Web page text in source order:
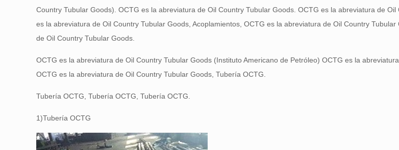
Country Tubular Goods). OCTG es la abreviatura de Oil Country Tubular Goods. OCTG es la abreviatura de
es la abreviatura de Oil Country Tubular Goods, Acoplamientos, OCTG es la abreviatura de Oil Country
de Oil Country Tubular Goods.
OCTG es la abreviatura de Oil Country Tubular Goods (Instituto Americano de Petróleo) OCTG es la
OCTG es la abreviatura de Oil Country Tubular Goods, Tubería OCTG.
Tubería OCTG, Tubería OCTG, Tubería OCTG.
1)Tubería OCTG